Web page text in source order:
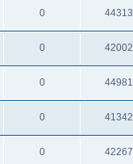
0 44313
0 42002
0 44981
0 41342
0 42267